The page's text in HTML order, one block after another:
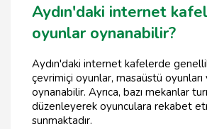
Aydın'daki internet
oyunlar oynanabilir?
Aydın'daki internet kafelerde
çevrimiçi oyunlar, masaüstü
oynanabilir. Ayrıca, bazı mekanlar
düzenleyerek oyunculara rekabet
sunmaktadır.